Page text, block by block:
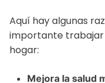
Aquí hay algunas
importante trabajar
hogar:
Mejora la salud